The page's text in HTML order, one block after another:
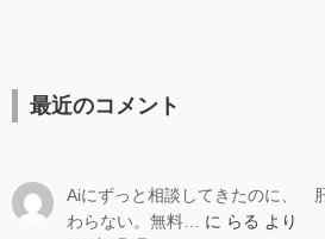
最近のコメント
Aiにずっと相談してきたのに、
わらない。無料…
に らる より